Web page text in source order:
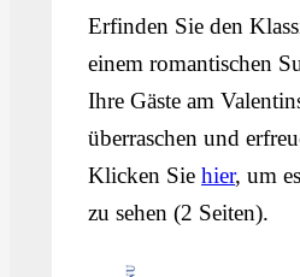
Erfinden Sie den
einem romantischen
Ihre Gäste am
überraschen und
Klicken Siehier, um
zu sehen (2 Seiten).